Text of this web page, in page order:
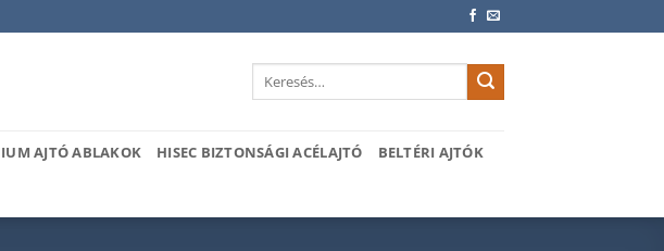
Keresés
AJTÓ ABLAKOK HISEC BIZTONSÁGI ACÉLAJTÓ BELTÉRI AJTÓK